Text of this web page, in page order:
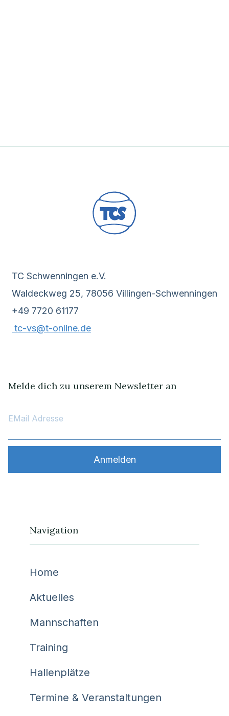
TC Schwenningen e.V.
Waldeckweg 25, 78056 Villingen-Schwenningen
+49 7720 61177
tc-vs@t-online.de
Melde dich zu unserem Newsletter an
Navigation
Home
Aktuelles
Mannschaften
Training
Hallenplätze
Termine & Veranstaltungen